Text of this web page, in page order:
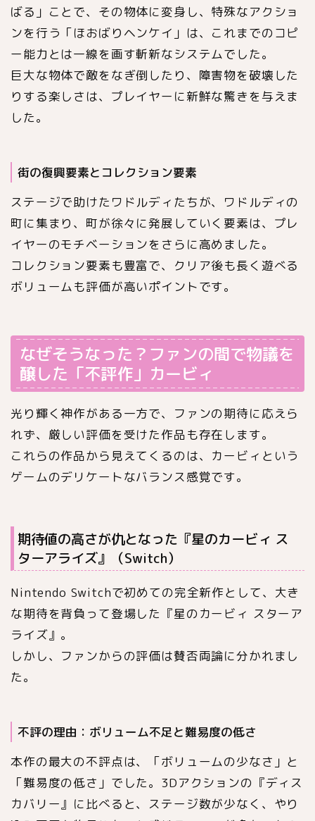
ばる」ことで、その物体に変身し、特殊なアクショ
ンを行う「ほおばりヘンケイ」は、これまでのコピ
ー能力とは一線を画す斬新なシステムでした。
巨大な物体で敵をなぎ倒したり、障害物を破壊した
りする楽しさは、プレイヤーに新鮮な驚きを与えま
した。
街の復興要素とコレクション要素
ステージで助けたワドルディたちが、ワドルディの
町に集まり、町が徐々に発展していく要素は、プレ
イヤーのモチベーションをさらに高めました。
コレクション要素も豊富で、クリア後も長く遊べる
ボリュームも評価が高いポイントです。
なぜそうなった？ファンの間で物議を
醸した「不評作」カービィ
光り輝く神作がある一方で、ファンの期待に応えら
れず、厳しい評価を受けた作品も存在します。
これらの作品から見えてくるのは、カービィという
ゲームのデリケートなバランス感覚です。
期待値の高さが仇となった『星のカービィ ス
ターアライズ』（Switch）
Nintendo Switchで初めての完全新作として、大き
な期待を背負って登場した『星のカービィ スターア
ライズ』。
しかし、ファンからの評価は賛否両論に分かれまし
た。
不評の理由：ボリューム不足と難易度の低さ
本作の最大の不評点は、「ボリュームの少なさ」と
「難易度の低さ」でした。3Dアクションの『ディス
カバリー』に比べると、ステージ数が少なく、やり